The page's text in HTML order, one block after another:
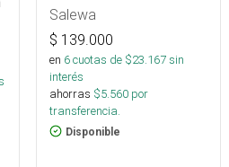
Salewa
$ 139.000
en 6cuotas de $23.167sin
interés
ahorras $5.560 por
transferencia.
Disponible